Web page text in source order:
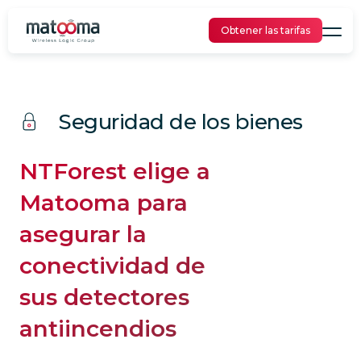
Obtener las tarifas
Seguridad de los bienes
NTForest elige a
Matooma para
asegurar la
conectividad de
sus detectores
antiincendios